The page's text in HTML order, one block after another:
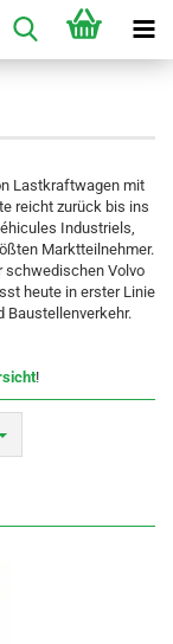
Lastkraftwagen mit
reicht zurück bis ins
Industriels,
Marktteilnehmer.
schwedischen Volvo
heute in erster Linie
Baustellenverkehr.
!